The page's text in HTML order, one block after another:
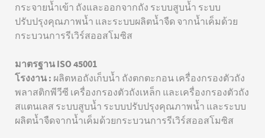
กระจายน้ำเข้า ถังและออกจากถัง ระบบสูบน้ำ ระบบ
ปรับปรุงคุณภาพน้ำ และระบบผลิตน้ำจืด จากน้ำเค็มด้วย
กระบวนการรีเวิร์สออสโมซิส
มาตรฐาน ISO 45001
โรงงาน : ผลิตหอถังเก็บน้ำ ถังตกตะกอน เครื่องกรองตัวถัง
พลาสติกพีวีซี เครื่องกรองตัวถังเหล็ก และเครื่องกรองตัวถัง
สแตนเลส ระบบสูบน้ำ ระบบปรับปรุงคุณภาพน้ำ และระบบ
ผลิตน้ำจืดจากน้ำเค็มด้วยกระบวนการรีเวิร์สออสโมซิส